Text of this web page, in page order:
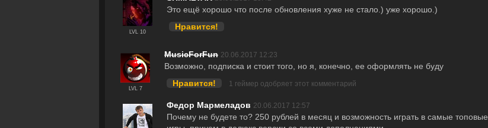
LVL 10
Это ещё хорошо что после обновления хуже не стало.) уже хорошо.)
Нравится!
LVL 7
MusicForFun 20.06.2017 12:23
Возможно, подписка и стоит того, но я, конечно, ее оформлять не буду
Нравится!
1 геймер одобряет этот комментарий
Федор Мармеладов 20.06.2017 12:57
Почему не будете то? 250 рублей в месяц и возможность играть в самые топовые